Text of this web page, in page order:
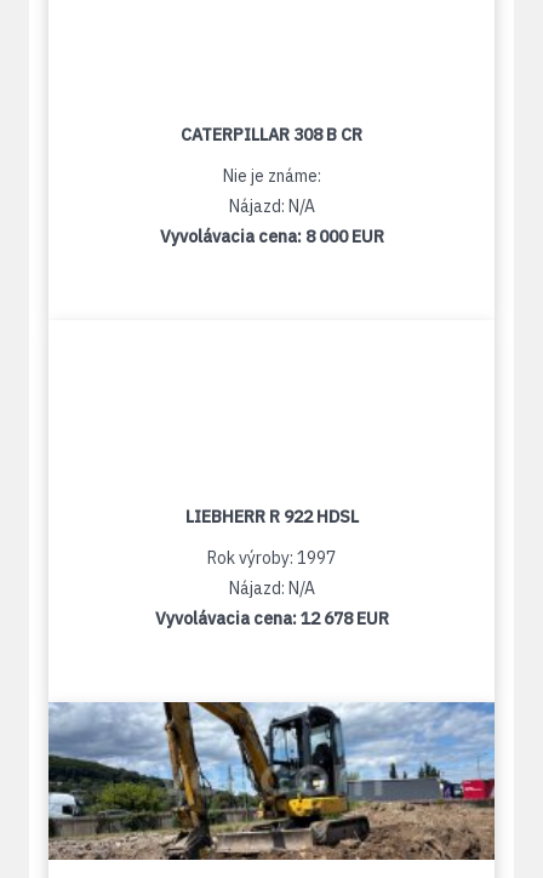
CATERPILLAR 308 B CR
Nie je známe:
Nájazd: N/A
Vyvolávacia cena: 8 000 EUR
LIEBHERR R 922 HDSL
Rok výroby: 1997
Nájazd: N/A
Vyvolávacia cena:12 678 EUR